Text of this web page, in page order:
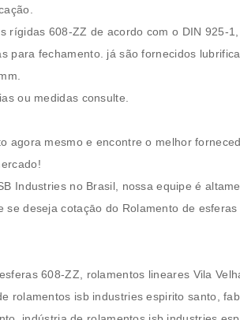
rígidas 608-ZZ de acordo com o DIN 925-
para fechamento. já são fornecidos
ou medidas consulte.
agora mesmo e encontre o melhor
Industries no Brasil, nossa equipe é
se deseja cotaçāo do Rolamento de esferas
608-ZZ rolamentos lineares Vila
rolamentos isb industries espirito santo,